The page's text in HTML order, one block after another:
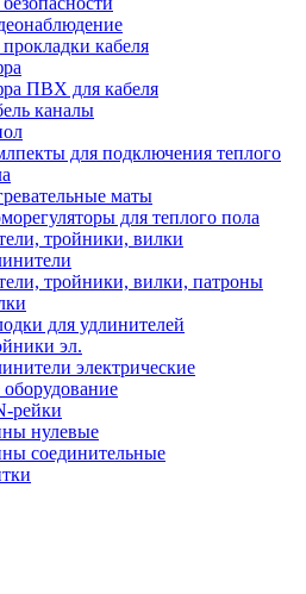
кабеля
ПВХ для кабеля
каналы
для подключения теплого
маты
для теплого пола
тройники, вилки
тройники, вилки, патроны
для удлинителей
эл.
электрические
рейки
нулевые
соединительные